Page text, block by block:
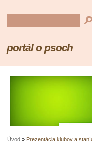
portál o psoch
Úvod » Prezentácia klubov a